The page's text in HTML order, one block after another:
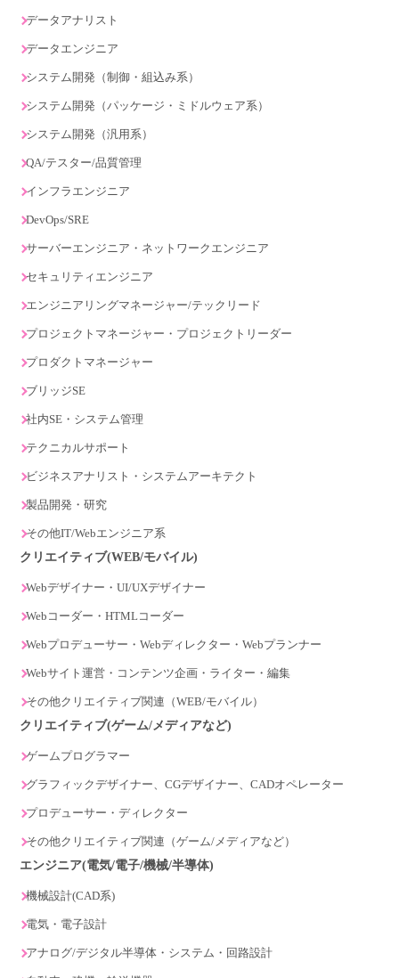
データアナリスト
データエンジニア
システム開発（制御・組込み系）
システム開発（パッケージ・ミドルウェア系）
システム開発（汎用系）
QA/テスター/品質管理
インフラエンジニア
DevOps/SRE
サーバーエンジニア・ネットワークエンジニア
セキュリティエンジニア
エンジニアリングマネージャー/テックリード
プロジェクトマネージャー・プロジェクトリーダー
プロダクトマネージャー
ブリッジSE
社内SE・システム管理
テクニカルサポート
ビジネスアナリスト・システムアーキテクト
製品開発・研究
その他IT/Webエンジニア系
クリエイティブ(WEB/モバイル)
Webデザイナー・UI/UXデザイナー
Webコーダー・HTMLコーダー
Webプロデューサー・Webディレクター・Webプランナー
Webサイト運営・コンテンツ企画・ライター・編集
その他クリエイティブ関連（WEB/モバイル）
クリエイティブ(ゲーム/メディアなど)
ゲームプログラマー
グラフィックデザイナー、CGデザイナー、CADオペレーター
プロデューサー・ディレクター
その他クリエイティブ関連（ゲーム/メディアなど）
エンジニア(電気/電子/機械/半導体)
機械設計(CAD系)
電気・電子設計
アナログ/デジタル半導体・システム・回路設計